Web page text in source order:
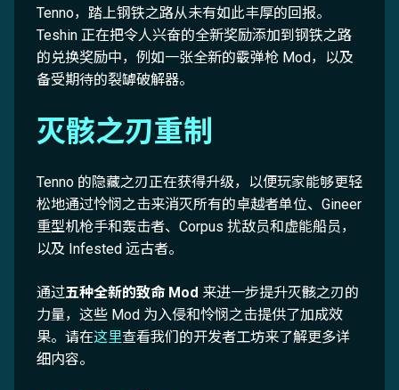
Tenno，踏上钢铁之路从未有如此丰厚的回报。
Teshin 正在把令人兴奋的全新奖励添加到钢铁之路
的兑换奖励中，例如一张全新的霰弹枪 Mod，以及
备受期待的裂罅破解器。
灭骸之刃重制
Tenno 的隐藏之刃正在获得升级，以便玩家能够更轻
松地通过怜悯之击来消灭所有的卓越者单位、Gineer
重型机枪手和轰击者、Corpus 扰敌员和虚能船员，
以及 Infested 远古者。
通过五种全新的致命 Mod 来进一步提升灭骸之刃的
力量，这些 Mod 为入侵和怜悯之击提供了加成效
果。请在这里查看我们的开发者工坊来了解更多详
细内容。